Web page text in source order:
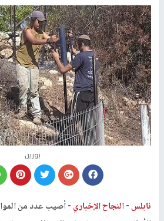
بورين
نابلس -النجاح الإخباري -أصيب عدد من